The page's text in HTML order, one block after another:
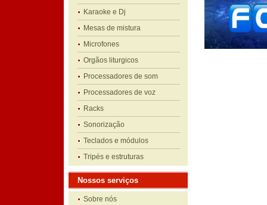
Karaoke e Dj
Mesas de mistura
Microfones
Orgãos liturgicos
Processadores de som
Processadores de voz
Racks
Sonorização
Teclados e módulos
Tripés e estruturas
Nossos serviços
Sobre nós